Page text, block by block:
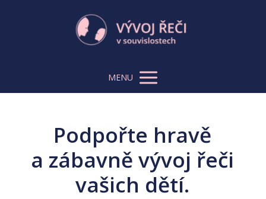
MENU
Podpořte hravě
a zábavně vývoj řeči
vašich dětí.